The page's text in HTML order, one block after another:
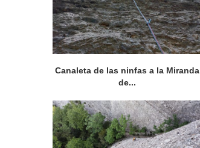
Canaleta de las ninfas a la Miranda
de...